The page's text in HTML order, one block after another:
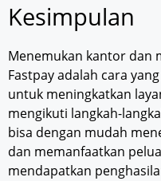
Kesimpulan
Menemukan kantor dan
Fastpay adalah cara
untuk meningkatkan
mengikuti langkah-
bisa dengan mudah
dan memanfaatkan
mendapatkan